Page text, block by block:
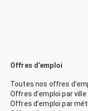
Offres d’emploi
Toutes nos offres
Offres d’emploi par ville
Offres d’emploi par